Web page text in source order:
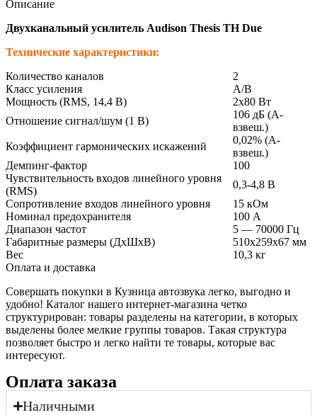
Описание
Двухканальный усилитель Audison Thesis TH Due
Технические характеристики:
Количество каналов
2
Класс усиления
A/B
Мощность (RMS, 14,4 В)
2х80 Вт
Отношение сигнал/шум (1 В)
106 дБ (А-
взвеш.)
Коэффициент гармонических искажений
0,02% (А-
взвеш.)
Демпинг-фактор
100
Чувствительность входов линейного уровня
(RMS)
0,3-4,8 В
Сопротивление входов линейного уровня
15 кОм
Номинал предохранителя
100 А
Диапазон частот
5 — 70000 Гц
Габаритные размеры (ДхШхВ)
510х259х67 мм
Вес
10,3 кг
Оплата и доставка
Совершать покупки в Кузница автозвука легко, выгодно и
удобно! Каталог нашего интернет-магазина четко
структурирован: товары разделены на категории, в которых
выделены более мелкие группы товаров. Такая структура
позволяет быстро и легко найти те товары, которые вас
интересуют.
Оплата заказа
Наличными